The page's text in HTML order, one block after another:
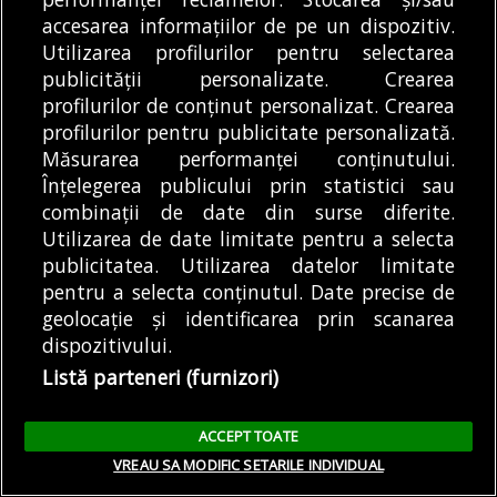
omenească, știți foarte bine că la operă nu
folosim amplificatoare.Dacă îl trimiți în fundul
scenei, să cânte pe deasupra unei mase de coriști
și a unei mase de orchestriști, șansele ca acea
voce să pătrundă, cum zicem noi, până în sală
sunt extrem de reduse.
Ca regizor trebuie să ții cont de asta, nu poți să
pui pe cineva să cânte cu spatele la public, sau
poți, dar este o gafă enormă din punct de vedere
regizoral.
De asemenea, sunt tot felul de mici secrete ale
globală, în care cei doi poli, dirijorul și regizorul
trebuie cumva să se țină în echilibru.
accesarea informațiilor de pe un dispozitiv.
Utilizarea profilurilor pentru selectarea
publicității personalizate. Crearea
profilurilor de conținut personalizat. Crearea
profilurilor pentru publicitate personalizată.
Măsurarea performanței conținutului.
Înțelegerea publicului prin statistici sau
combinații de date din surse diferite.
Utilizarea de date limitate pentru a selecta
publicitatea. Utilizarea datelor limitate
pentru a selecta conținutul. Date precise de
geolocație și identificarea prin scanarea
dispozitivului.
Listă parteneri (furnizori)
ACCEPT TOATE
VREAU SA MODIFIC SETARILE INDIVIDUAL